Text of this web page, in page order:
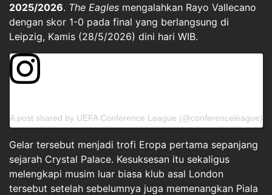
2025/2026. The Eaglesmengalahkan Rayo Vallecano
dengan skor 1-0 pada final yang berlangsung di
Leipzig, Kamis (28/5/2026) dini hari WIB.
A post shared by UEFA Conference League (@conferenceleague)
Gelar tersebut menjadi trofi Eropa pertama sepanjang
sejarah Crystal Palace. Kesuksesan itu sekaligus
melengkapi musim luar biasa klub asal London
tersebut setelah sebelumnya juga memenangkan Piala